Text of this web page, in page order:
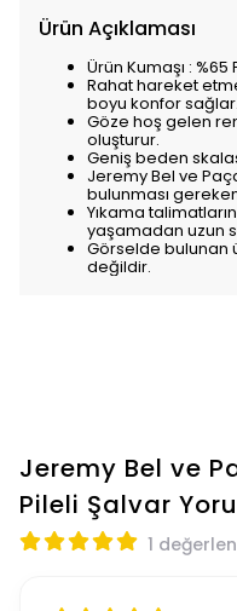
Ürün Açıklaması
Ürün Kumaşı : %65
Rahat hareket
boyu konfor sağlar.
Göze hoş gelen
oluşturur.
Geniş beden
Jeremy Bel ve
bulunması
Yıkama
yaşamadan uzun
Görselde bulunan
değildir.
Jeremy Bel ve
Pileli Şalvar
1